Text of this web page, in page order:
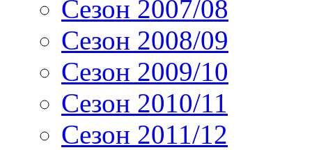
Сезон 2007/08
Сезон 2008/09
Сезон 2009/10
Сезон 2010/11
Сезон 2011/12